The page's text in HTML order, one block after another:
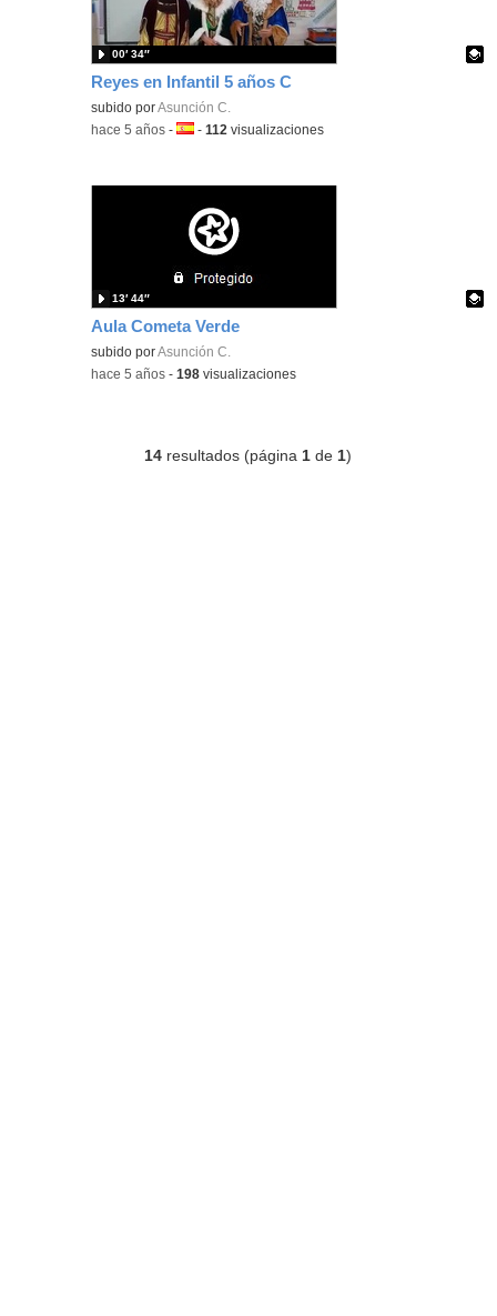
Reyes en Infantil 5 años C
Contenido educativo.
subido porAsunción C.
00′ 34″
-hace 5 años -Idioma:
-112 visualizaciones
Aula Cometa Verde
Contenido educativo.
subido porAsunción C.
13′ 44″
-hace 5 años -198 visualizaciones
14 resultados (página 1 de 1)